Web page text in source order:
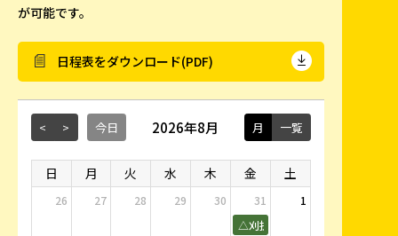
が可能です。
日程表をダウンロード(PDF)
< > 今日 2026年8月 月 一覧
日 月 火 水 木 金 土
26 27 28 29 30
31
△刈払機取扱作業者
1